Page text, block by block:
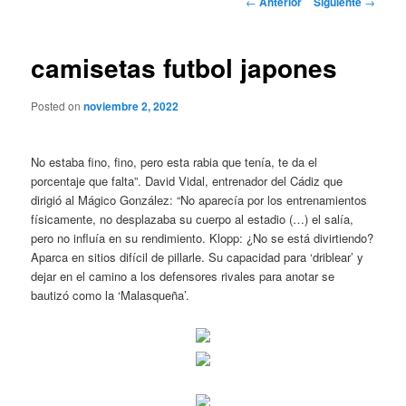
camisetas futbol japones
Posted onnoviembre 2, 2022
No estaba fino, fino, pero esta rabia que tenía, te da el
porcentaje que falta”. David Vidal, entrenador del Cádiz que
dirigió al Mágico González: “No aparecía por los entrenamientos
físicamente, no desplazaba su cuerpo al estadio (…) el salía,
pero no influía en su rendimiento. Klopp: ¿No se está divirtiendo?
Aparca en sitios difícil de pillarle. Su capacidad para ‘driblear’ y
dejar en el camino a los defensores rivales para anotar se
bautizó como la ‘Malasqueña’.